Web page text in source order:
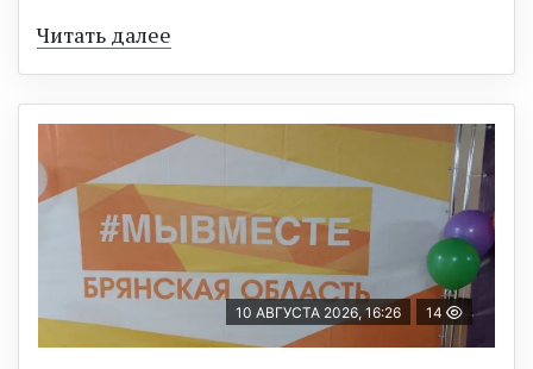
Читать далее
10 АВГУСТА 2026, 16:26 14